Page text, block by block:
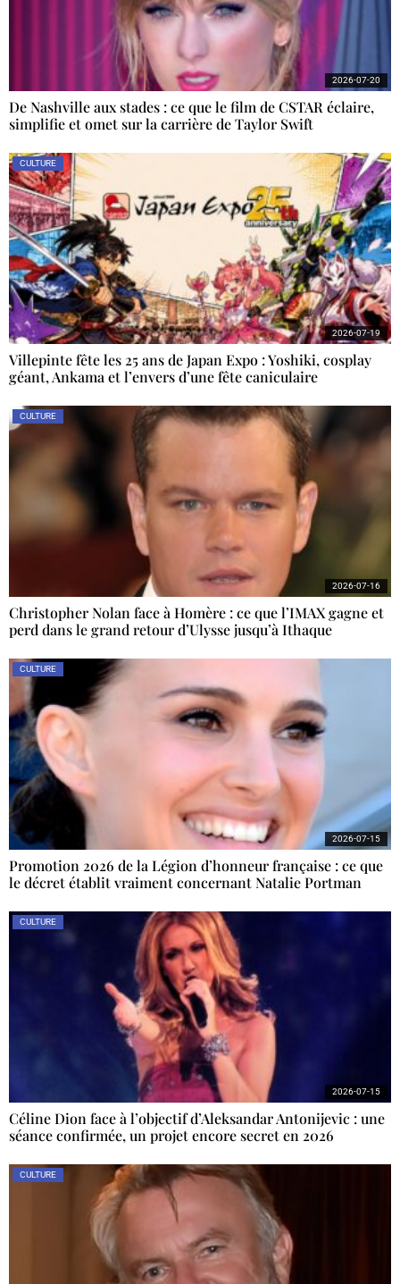
De Nashville aux stades : ce que le film de CSTAR éclaire,
simplifie et omet sur la carrière de Taylor Swift
2026-07-20
CULTURE
Villepinte fête les 25 ans de Japan Expo : Yoshiki, cosplay
géant, Ankama et l’envers d’une fête caniculaire
2026-07-19
CULTURE
Christopher Nolan face à Homère : ce que l’IMAX gagne et
perd dans le grand retour d’Ulysse jusqu’à Ithaque
2026-07-16
CULTURE
Promotion 2026 de la Légion d’honneur française : ce que
le décret établit vraiment concernant Natalie Portman
2026-07-15
CULTURE
Céline Dion face à l’objectif d’Aleksandar Antonijevic : une
séance confirmée, un projet encore secret en 2026
2026-07-15
CULTURE